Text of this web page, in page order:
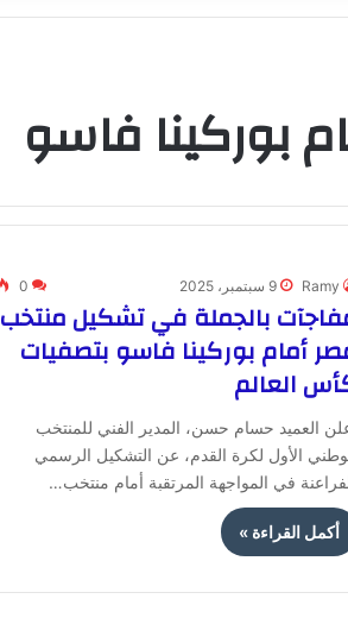
بوركينا فاسو
Ramy 9 سبتمبر، 2025 0
بالجملة في تشكيل منتخب
أمام بوركينا فاسو بتصفيات
العالم
العميد حسام حسن، المدير الفني للمنتخب
الأول لكرة القدم، عن التشكيل الرسمي
في المواجهة المرتقبة أمام منتخب…
أكمل القراءة »